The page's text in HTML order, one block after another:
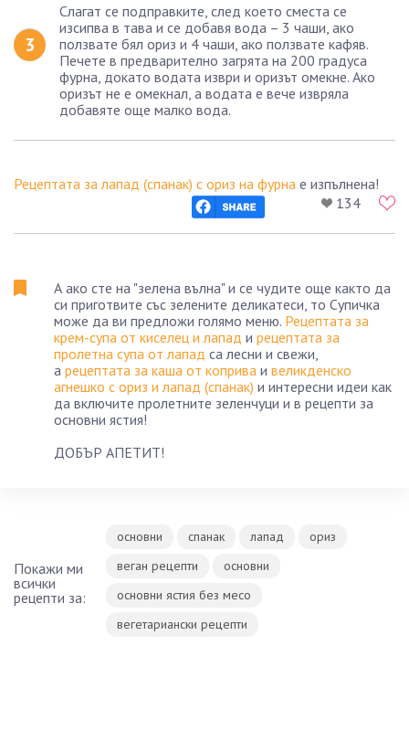
Слагат се подправките, след което сместа се
изсипва в тава и се добавя вода – 3 чаши, ако
ползвате бял ориз и 4 чаши, ако ползвате кафяв.
Печете в предварително загрята на 200 градуса
фурна, докато водата изври и оризът омекне. Ако
оризът не е омекнал, а водата е вече извряла
добавяте още малко вода.
Рецептата за лапад (спанак) с ориз на фурна е изпълнена!
134
А ако сте на "зелена вълна" и се чудите още както да
си приготвите със зелените деликатеси, то Супичка
може да ви предложи голямо меню. Рецептата за
крем-супа от киселец и лапад и рецептата за
пролетна супа от лапад са лесни и свежи,
а рецептата за каша от коприва и великденско
агнешко с ориз и лапад (спанак) и интересни идеи как
да включите пролетните зеленчуци и в рецепти за
основни ястия!
ДОБЪР АПЕТИТ!
Покажи ми
всички
рецепти за:
основни спанак лапад
ориз
веган рецепти
основни
основни ястия без месо
вегетариански рецепти